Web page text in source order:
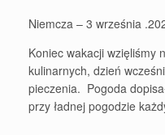
Niemcza – 3 września
Koniec wakacji
kulinarnych, dzień
pieczenia. Pogoda
przy ładnej pogodzie